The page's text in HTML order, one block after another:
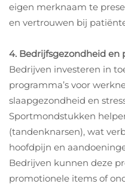
eigen merknaam te
en vertrouwen bij
4. Bedrijfsgezondheid
Bedrijven investeren in
programma’s voor
slaapgezondheid en
Sportmondstukken
(tandenknarsen), wat
hoofdpijn en
Bedrijven kunnen deze
promotionele items of